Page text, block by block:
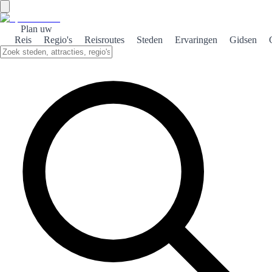
Plan uw
Reis
Regio's Reisroutes Steden Ervaringen Gidsen
Home/Reisgidsen Spanje/3 dagen
PREMIUMCOLLECTIE · SPAIN SEEKER
3-daagse routes in Spanje
Perfect voor lange weekenden en eerste passages door een stad.
Elke gids zet de buurten op een rij, zodat u geen uren verspilt aan
het doorkruisen van de stad.
Andere reisduren
5 dagen 7 dagen ✓Reisgidsen Spanje
SPAINSEEKER brengt premium reisgidsen en georganiseerde
routes samen om Spanje duidelijker, praktischer en gestructureerder
te ontdekken. Elke gids helpt je steden, regio’s en roadtrips te
plannen zonder eindeloze lijsten, tegenstrijdige tips of voortdurende